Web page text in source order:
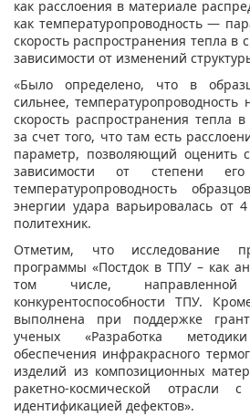
как расслоения в материале
как температуропроводность —
скорость распространения тепла в
зависимости от изменений
«Было определено, что в
сильнее,
скорость распространения тепла
за счет того, что там есть
параметр, позволяющий оценить
зависимости от степени
температуропроводность
энергии удара варьировалась от
политехник.
Отметим, что исследование
программы «Постдок в ТПУ – как
том числе,
конкурентоспособности ТПУ.
выполнена при поддержке
ученых «Разработка
обеспечения инфракрасного
изделий из композиционных
ракетно-космической отрасли с
идентификацией дефектов».